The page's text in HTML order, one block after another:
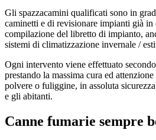
Gli spazzacamini qualificati sono in
caminetti e di revisionare impianti già in
compilazione del libretto di impianto,
sistemi di climatizzazione invernale /
Ogni intervento viene effettuato
prestando la massima cura ed
polvere o fuliggine, in assoluta
e gli abitanti.
Canne fumarie sempre